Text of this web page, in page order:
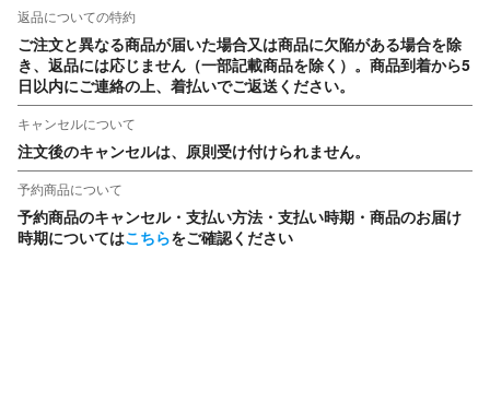
返品についての特約
ご注文と異なる商品が届いた場合又は商品に欠陥がある場合を除
き、返品には応じません（一部記載商品を除く）。商品到着から5
日以内にご連絡の上、着払いでご返送ください。
キャンセルについて
注文後のキャンセルは、原則受け付けられません。
予約商品について
予約商品のキャンセル・支払い方法・支払い時期・商品のお届け
時期についてはこちらをご確認ください